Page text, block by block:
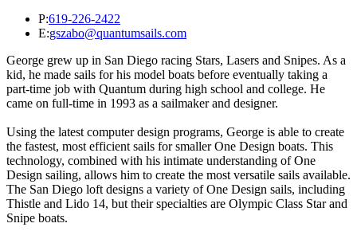
P:619-226-2422
E:gszabo@quantumsails.com
George grew up in San Diego racing Stars, Lasers and Snipes. As a
kid, he made sails for his model boats before eventually taking a
part-time job with Quantum during high school and college. He
came on full-time in 1993 as a sailmaker and designer.
Using the latest computer design programs, George is able to create
the fastest, most efficient sails for smaller One Design boats. This
technology, combined with his intimate understanding of One
Design sailing, allows him to create the most versatile sails available.
The San Diego loft designs a variety of One Design sails, including
Thistle and Lido 14, but their specialties are Olympic Class Star and
Snipe boats.